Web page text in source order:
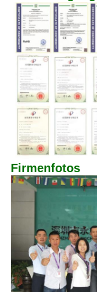
Firmenfotos